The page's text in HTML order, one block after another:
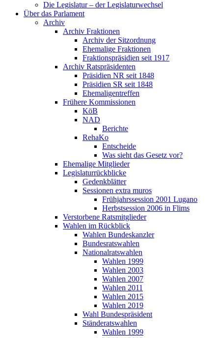
Die Legislatur – der Legislaturwechsel
Über das Parlament
Archiv
Archiv Fraktionen
Archiv der Sitzordnung
Ehemalige Fraktionen
Fraktionspräsidien seit 1917
Archiv Ratspräsidenten
Präsidien NR seit 1848
Präsidien SR seit 1848
Ehemaligentreffen
Frühere Kommissionen
KöB
NAD
Berichte
RehaKo
Entscheide
Was sieht das Gesetz vor?
Ehemalige Mitglieder
Legislaturrückblicke
Gedenkblätter
Sessionen extra muros
Frühjahrssession 2001 Lugano
Herbstsession 2006 in Flims
Verstorbene Ratsmitglieder
Wahlen im Rückblick
Wahlen Bundeskanzler
Bundesratswahlen
Nationalratswahlen
Wahlen 1999
Wahlen 2003
Wahlen 2007
Wahlen 2011
Wahlen 2015
Wahlen 2019
Wahl Bundespräsident
Ständeratswahlen
Wahlen 1999